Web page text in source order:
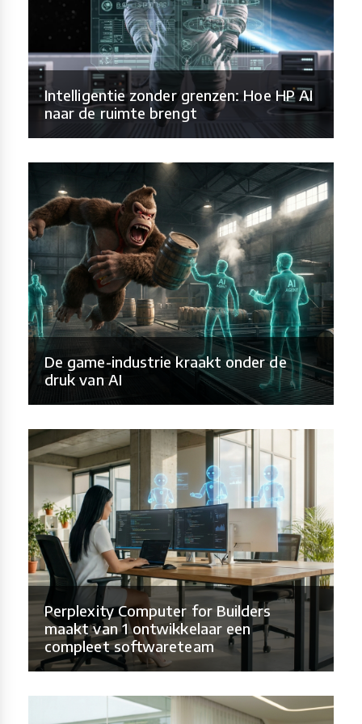
Intelligentie zonder grenzen: Hoe HP AI
naar de ruimte brengt
De game-industrie kraakt onder de
druk van AI
Perplexity Computer for Builders
maakt van 1 ontwikkelaar een
compleet softwareteam